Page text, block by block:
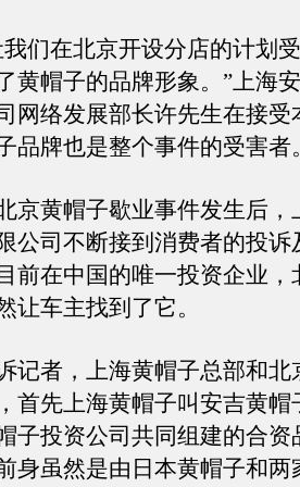
在北京开设分店的计划
黄帽子的品牌形象。”上海
网络发展部长许先生在接受
品牌也是整个事件的受害者
黄帽子歇业事件发生后，
公司不断接到消费者的投诉
前在中国的唯一投资企业，
让车主找到了它。
者，上海黄帽子总部和北
首先上海黄帽子叫安吉黄帽
子投资公司共同组建的合资
身虽然是由日本黄帽子和两